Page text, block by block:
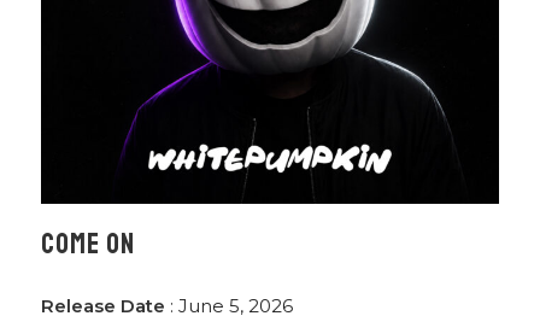
COME ON
Release Date : June 5, 2026